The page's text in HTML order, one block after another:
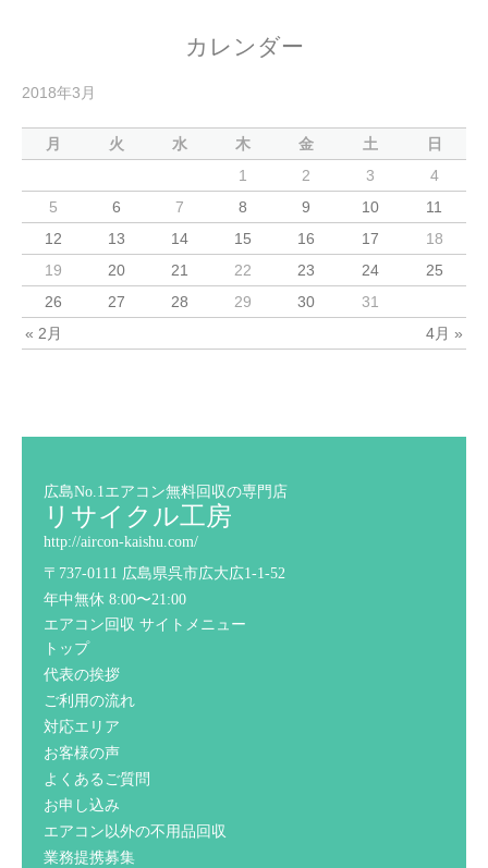
カレンダー
2018年3月
月 火 水 木 金 土 日
« 2月 4月 »
1 2 3
4
5
6 7 8 9 10
11
12
13 14 15 16 17
18
19
20 21 22 23 24
25
26
27 28 29 30 31
広島No.1エアコン無料回収の専門店
リサイクル工房
http://aircon-kaishu.com/
〒737-0111 広島県呉市広大広1-1-52
年中無休 8:00〜21:00
エアコン回収 サイトメニュー
トップ
代表の挨拶
ご利用の流れ
対応エリア
お客様の声
よくあるご質問
お申し込み
エアコン以外の不用品回収
業務提携募集